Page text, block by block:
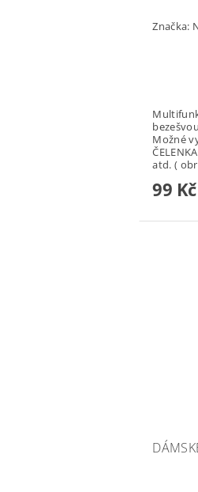
Značka:
Multifunkční
Možné využití: -
atd. (
99 Kč